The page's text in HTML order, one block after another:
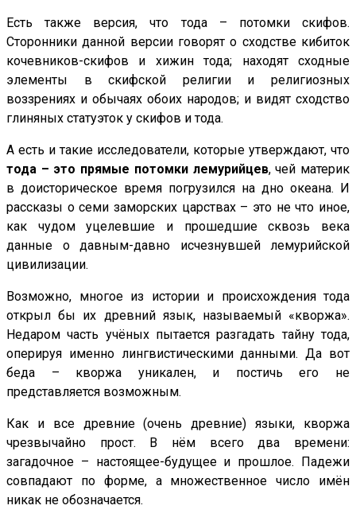
Есть также версия, что тода – потомки скифов.
Сторонники данной версии говорят о сходстве кибиток
кочевников-скифов и хижин тода; находят сходные
элементы в скифской религии и религиозных
воззрениях и обычаях обоих народов; и видят сходство
глиняных статуэток у скифов и тода.
А есть и такие исследователи, которые утверждают, что
тода – это прямые потомки лемурийцев, чей материк
в доисторическое время погрузился на дно океана. И
рассказы о семи заморских царствах – это не что иное,
как чудом уцелевшие и прошедшие сквозь века
данные о давным-давно исчезнувшей лемурийской
цивилизации.
Возможно, многое из истории и происхождения тода
открыл бы их древний язык, называемый «кворжа».
Недаром часть учёных пытается разгадать тайну тода,
оперируя именно лингвистическими данными. Да вот
беда – кворжа уникален, и постичь его не
представляется возможным.
Как и все древние (очень древние) языки, кворжа
чрезвычайно прост. В нём всего два времени:
загадочное – настоящее-будущее и прошлое. Падежи
совпадают по форме, а множественное число имён
никак не обозначается.